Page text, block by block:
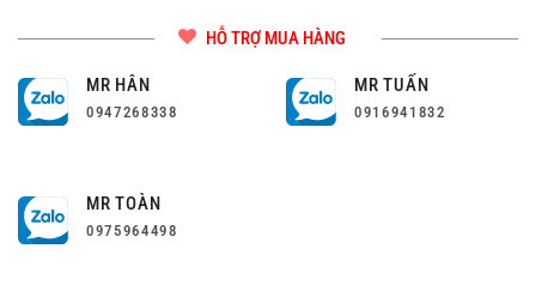
HỖ TRỢ MUA HÀNG
MR HÂN
0947268338
MR TUẤN
0916941832
MR TOÀN
0975964498